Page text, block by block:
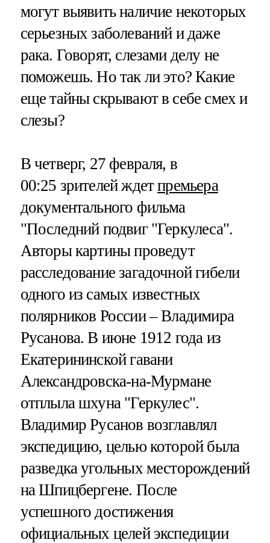
могут выявить наличие некоторых
серьезных заболеваний и даже
рака. Говорят, слезами делу не
поможешь. Но так ли это? Какие
еще тайны скрывают в себе смех и
слезы?
В четверг, 27 февраля, в
00:25 зрителей ждетпремьера
документального фильма
"Последний подвиг "Геркулеса".
Авторы картины проведут
расследование загадочной гибели
одного из самых известных
полярников России – Владимира
Русанова. В июне 1912 года из
Екатерининской гавани
Александровска-на-Мурмане
отплыла шхуна "Геркулес".
Владимир Русанов возглавлял
экспедицию, целью которой была
разведка угольных месторождений
на Шпицбергене. После
успешного достижения
официальных целей экспедиции